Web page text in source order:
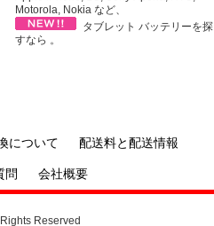
Motorola, Nokia など、
タブレット バッテリーを探
すなら 。
について 配送料と配送情報
問 会社概要
Reserved